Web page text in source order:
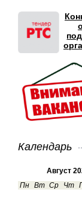
Календарь
Август
Пн Вт Ср Чт